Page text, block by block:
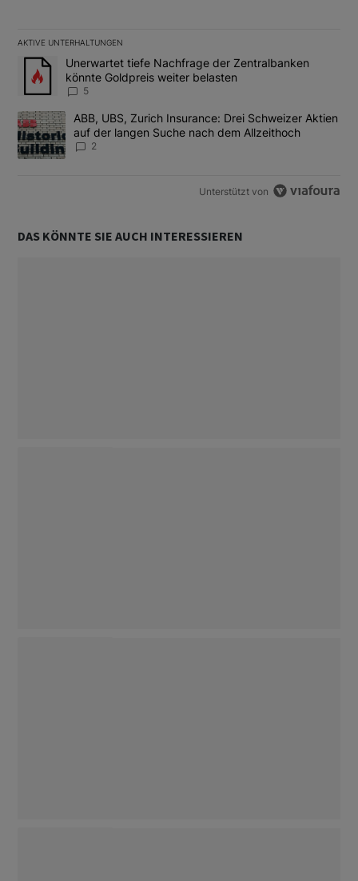
AKTIVE UNTERHALTUNGEN
Das Folgende ist eine Liste der am meisten kommentierten
Ein Trendartikel mit dem Titel "Unerwartet tiefe Nachfrage der
Unerwartet tiefe Nachfrage der Zentralbanken
könnte Goldpreis weiter belasten
5
Ein Trendartikel mit dem Titel "ABB, UBS, Zurich Insurance:
ABB, UBS, Zurich Insurance: Drei Schweizer Aktien
auf der langen Suche nach dem Allzeithoch
2
Unterstützt von
DAS KÖNNTE SIE AUCH INTERESSIEREN